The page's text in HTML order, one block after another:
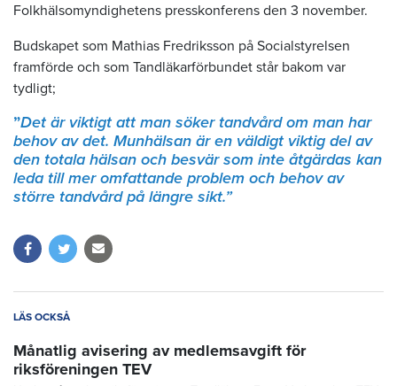
Folkhälsomyndighetens presskonferens den 3 november.
Budskapet som Mathias Fredriksson på Socialstyrelsen
framförde och som Tandläkarförbundet står bakom var
tydligt;
”Det är viktigt att man söker tandvård om man har
behov av det. Munhälsan är en väldigt viktig del av
den totala hälsan och besvär som inte åtgärdas kan
leda till mer omfattande problem och behov av
större tandvård på längre sikt.”
LÄS OCKSÅ
Månatlig avisering av medlemsavgift för
riksföreningen TEV